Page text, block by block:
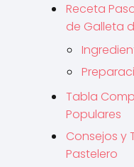
Receta
de Galleta
Tabla
Populares
Consejos y
Pastelero